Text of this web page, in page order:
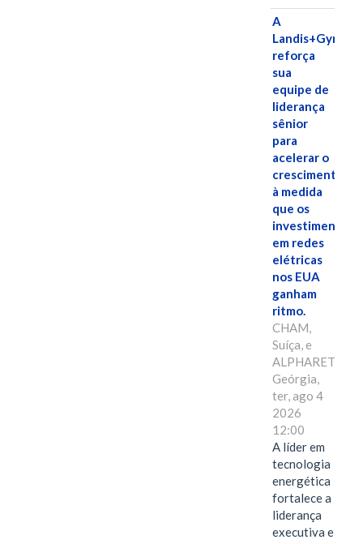
A
Landis+Gyr
reforça
sua
equipe de
liderança
sênior
para
acelerar o
crescimento,
à medida
que os
investimentos
em redes
elétricas
nos EUA
ganham
ritmo.
CHAM,
Suíça, e
ALPHARETTA,
Geórgia,
ter, ago 4
2026
12:00
A líder em
tecnologia
energética
fortalece a
liderança
executiva e